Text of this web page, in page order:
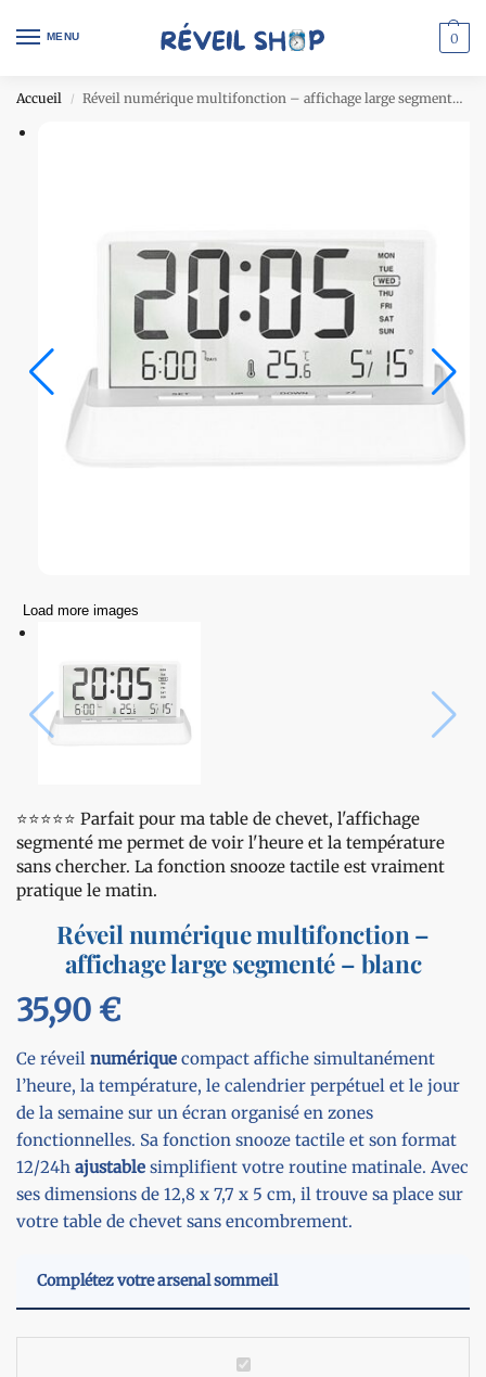
MENU 0
Accueil / Réveil numérique multifonction – affichage large segmenté – blanc
Load more images
⭐️⭐️⭐️⭐️⭐️ Parfait pour ma table de chevet, l'affichage
segmenté me permet de voir l'heure et la température
sans chercher. La fonction snooze tactile est vraiment
pratique le matin.
Réveil numérique multifonction –
affichage large segmenté – blanc
35,90 €
Ce réveil numérique compact affiche simultanément
l’heure, la température, le calendrier perpétuel et le jour
de la semaine sur un écran organisé en zones
fonctionnelles. Sa fonction snooze tactile et son format
12/24h ajustable simplifient votre routine matinale. Avec
ses dimensions de 12,8 x 7,7 x 5 cm, il trouve sa place sur
votre table de chevet sans encombrement.
Complétez votre arsenal sommeil
R